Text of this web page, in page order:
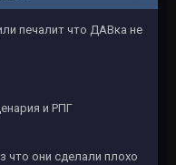
печалит что ДАВка не
и РПГ
они сделали плохо